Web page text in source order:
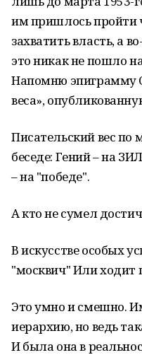
им пришлось пройти
захватить власть, а
это никак не пошло
Напомню
веса»,
Писательский вес
беседе: Гений – на
– на "победе".
А кто не сумел
В искусстве особых
"москвич" Или ходит
Это умно и смешно.
иерархию, но ведь
И была она в